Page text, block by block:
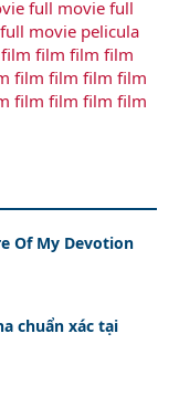
full movie full
full movie pelicula
film film film film
film film film film
film film film film
Of My Devotion
chuẩn xác tại